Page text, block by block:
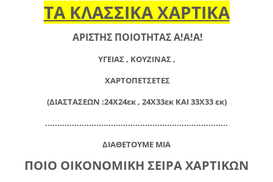
ΤΑ ΚΛΑΣΣΙΚΑ ΧΑΡΤΙΚΑ
ΑΡΙΣΤΗΣ ΠΟΙΟΤΗΤΑΣ Α!Α!Α!
ΥΓΕΙΑΣ , ΚΟΥΖΙΝΑΣ ,
ΧΑΡΤΟΠΕΤΣΕΤΕΣ
(ΔΙΑΣΤΑΣΕΩΝ :24Χ24εκ , 24Χ33εκ ΚΑΙ 33Χ33 εκ)
...........................................................................
ΔΙΑΘΕΤΟΥΜΕ ΜΙΑ
ΠΟΙΟ ΟΙΚΟΝΟΜΙΚΗ ΣΕΙΡΑ ΧΑΡΤΙΚΩΝ